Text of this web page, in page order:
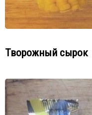
Творожный сырок